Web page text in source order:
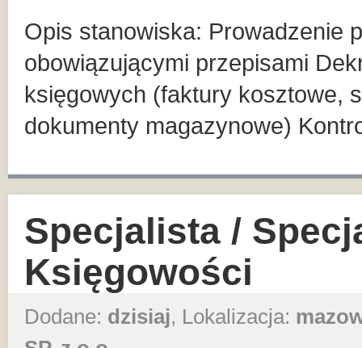
Opis stanowiska: Prowadzenie
obowiązującymi przepisami
księgowych (faktury kosztowe,
dokumenty magazynowe)
Specjalista /
Księgowości
Dodane: dzisiaj, Lokalizacja: